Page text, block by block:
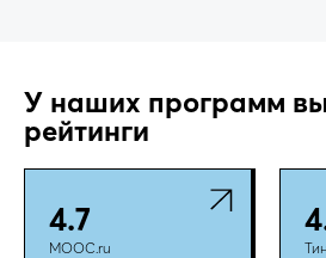
У наших программ
рейтинги
4.7
MOOC.ru